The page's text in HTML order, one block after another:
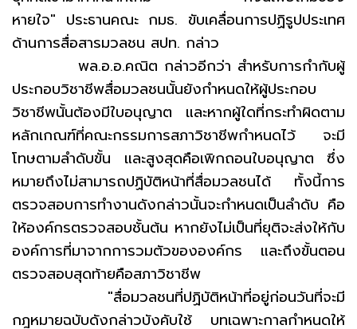
หายใจ" ประธานคณะ กมธ. ขับเคลื่อนการปฏิรูปประเทศ
ด้านการสื่อสารมวลชน สปท. กล่าว
พล.อ.อ.คณิต กล่าวอีกว่า สำหรับการกำกับผู้
ประกอบวิชาชีพสื่อมวลชนนั้นยังกำหนดให้ผู้ประกอบ
วิชาชีพนั้นต้องมีใบอนุญาต และหากผู้ใดที่กระทำผิดตาม
หลักเกณฑ์ที่คณะกรรมการสภาวิชาชีพกำหนดไว้ จะมี
โทษตามลำดับขั้น และสูงสุดคือเพิกถอนใบอนุญาต ซึ่ง
หมายถึงไม่สามารถปฏิบัติหน้าที่สื่อมวลชนได้ ทั้งนี้การ
ตรวจสอบการทำงานดังกล่าวนั้นจะกำหนดเป็นลำดับ คือ
ให้องค์กรตรวจสอบชั้นต้น หากยังไม่เป็นที่ยุติจะส่งให้กับ
องค์การที่มาจากการวมตัวขององค์กร และถึงขั้นตอน
ตรวจสอบสุดท้ายคือสภาวิชาชีพ
"สื่อมวลชนที่ปฏิบัติหน้าที่อยู่ก่อนวันที่จะมี
กฎหมายฉบับดังกล่าวบังคับใช้ บทเฉพาะกาลกำหนดให้